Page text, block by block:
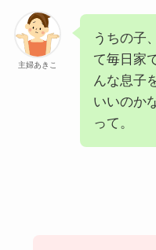
主婦あきこ
うちの子
て毎日家
んな息子
いいのか
って。